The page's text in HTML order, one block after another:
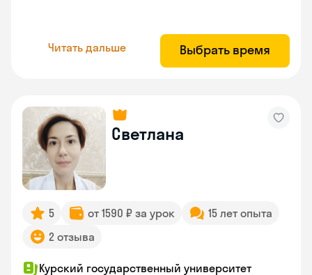
Читать дальше Выбрать время
Светлана
5 от 1590 ₽ за урок
15 лет опыта
2 отзыва
Курский государственный университет